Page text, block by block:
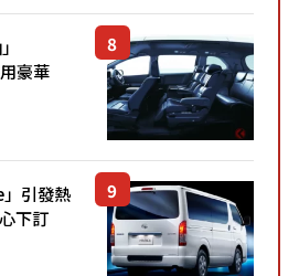
豪華
黑色內
引發熱
下訂
最